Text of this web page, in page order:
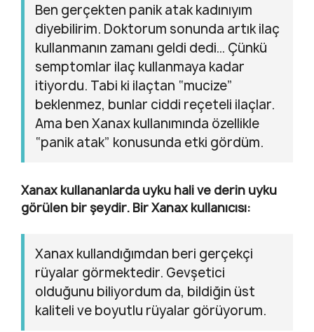
Ben gerçekten panik atak kadınıyım
diyebilirim. Doktorum sonunda artık ilaç
kullanmanın zamanı geldi dedi… Çünkü
semptomlar ilaç kullanmaya kadar
itiyordu. Tabi ki ilaçtan “mucize”
beklenmez, bunlar ciddi reçeteli ilaçlar.
Ama ben Xanax kullanımında özellikle
“panik atak” konusunda etki gördüm.
Xanax kullananlarda uyku hali ve derin uyku
görülen bir şeydir. Bir Xanax kullanıcısı:
Xanax kullandığımdan beri gerçekçi
rüyalar görmektedir. Gevşetici
olduğunu biliyordum da, bildiğin üst
kaliteli ve boyutlu rüyalar görüyorum.